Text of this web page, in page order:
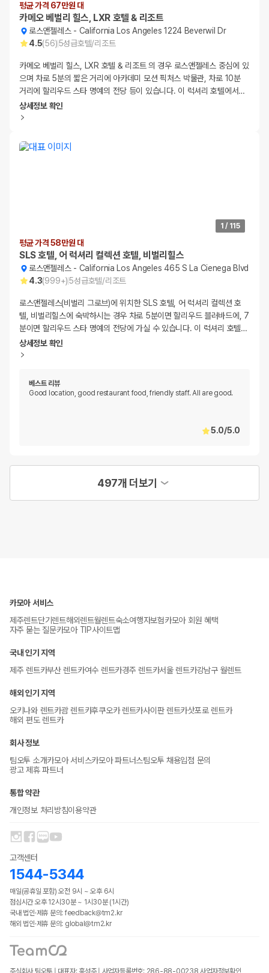
평균 가격 67만원 대
카메오 베벌리 힐스, LXR 호텔 & 리조트
로스앤젤레스- California Los Angeles 1224 Beverwil Dr
4.5(56)5성급호텔/리조트
카메오 베벌리 힐스, LXR 호텔 & 리조트 의 경우 로스앤젤레스 중심에 있
으며 차로 5분의 짧은 거리에 아카데미 모션 픽처스 박물관, 차로 10분
거리에 할리우드 스타 명예의 전당 등이 있습니다. 이 럭셔리 호텔에서…
상세정보 확인
1 / 115
평균 가격 58만원 대
SLS 호텔, 어 럭셔리 컬렉션 호텔, 비벌리힐스
로스앤젤레스- California Los Angeles 465 S La Cienega Blvd
4.3(999+)5성급호텔/리조트
로스앤젤레스(비벌리 그로브)에 위치한 SLS 호텔, 어 럭셔리 컬렉션 호
텔, 비벌리힐스에 숙박하시는 경우 차로 5분이면 할리우드 블러바드에, 7
분이면 할리우드 스타 명예의 전당에 가실 수 있습니다. 이 럭셔리 호텔…
상세정보 확인
베스트 리뷰
Good location, good restaurant food, friendly staff. All are good.
5.0/5.0
497개 더보기
카모아 서비스
제주렌트단기렌트해외렌트월렌트숙소여행자보험카모아 회원 혜택
자주 묻는 질문카모아 TIP사이트맵
국내 인기 지역
제주 렌트카부산 렌트카여수 렌트카경주 렌트카서울 렌트카강남구 월렌트
해외 인기 지역
오키나와 렌트카괌 렌트카후쿠오카 렌트카사이판 렌트카삿포로 렌트카
해외 편도 렌트카
회사 정보
팀오투 소개카모아 서비스카모아 파트너스팀오투 채용입점 문의
광고 제휴 파트너
통합 약관
개인정보 처리방침이용약관
고객센터
1544-5344
매일(공휴일 포함) 오전 9시 ~ 오후 6시
점심시간 오후 12시30분 ~ 1시30분 (1시간)
국내 법인·제휴 문의: feedback@tm2.kr
해외 법인·제휴 문의: global@tm2.kr
주식회사 팀오투 | 대표자: 홍성주 | 사업자등록번호: 286-88-00238 사업자정보확인